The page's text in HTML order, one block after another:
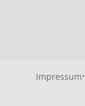
Impressum·